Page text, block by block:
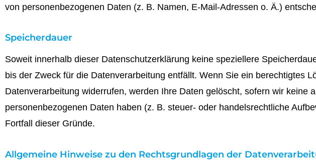
von personenbezogenen Daten (z. B. Namen, E-Mail-Adressen o. Ä.)
Speicherdauer
Soweit innerhalb dieser Datenschutzerklärung keine speziellere
bis der Zweck für die Datenverarbeitung entfällt. Wenn Sie ein berechtigtes
Datenverarbeitung widerrufen, werden Ihre Daten gelöscht, sofern wir keine
personenbezogenen Daten haben (z. B. steuer- oder handelsrechtliche
Fortfall dieser Gründe.
Allgemeine Hinweise zu den Rechtsgrundlagen der